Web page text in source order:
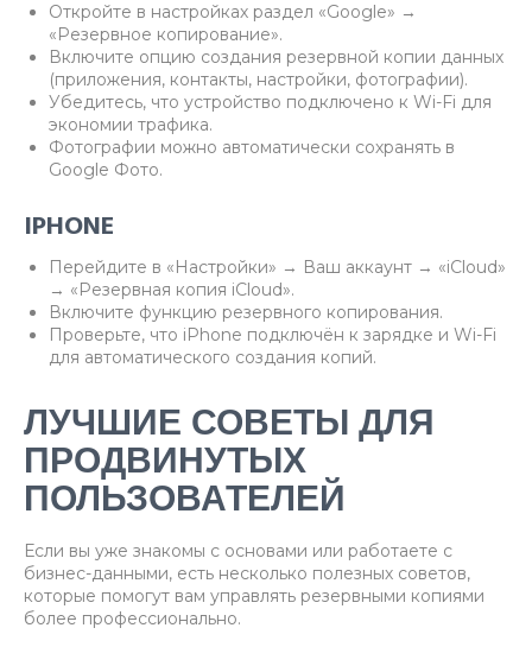
Откройте в настройках раздел «Google» →
«Резервное копирование».
Включите опцию создания резервной копии данных
(приложения, контакты, настройки, фотографии).
Убедитесь, что устройство подключено к Wi-Fi для
экономии трафика.
Фотографии можно автоматически сохранять в
Google Фото.
IPHONE
Перейдите в «Настройки» → Ваш аккаунт → «iCloud»
→ «Резервная копия iCloud».
Включите функцию резервного копирования.
Проверьте, что iPhone подключён к зарядке и Wi-Fi
для автоматического создания копий.
ЛУЧШИЕ СОВЕТЫ ДЛЯ
ПРОДВИНУТЫХ
ПОЛЬЗОВАТЕЛЕЙ
Если вы уже знакомы с основами или работаете с
бизнес-данными, есть несколько полезных советов,
которые помогут вам управлять резервными копиями
более профессионально.